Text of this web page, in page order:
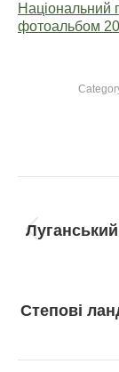
Національний
фотоальбом
Степові